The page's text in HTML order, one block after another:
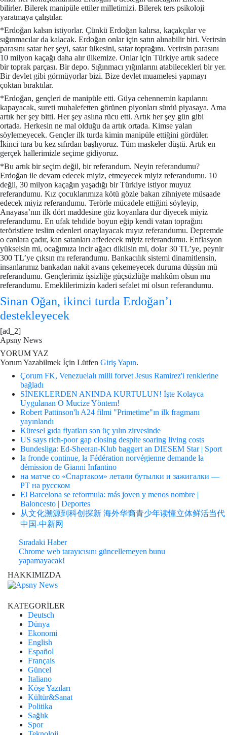
bilirler. Bilerek manipüle ettiler milletimizi. Bilerek ters psikoloji
yaratmaya çalıştılar.
*Erdoğan kalsın istiyorlar. Çünkü Erdoğan kalırsa, kaçakçılar ve
sığınmacılar da kalacak. Erdoğan onlar için satın alınabilir biri. Verirsin
parasını satar her şeyi, satar ülkesini, satar toprağını. Verirsin parasını
10 milyon kaçağı daha alır ülkemize. Onlar için Türkiye artık sadece
bir toprak parçası. Bir depo. Sığınmacı yığınlarını atabilecekleri bir yer.
Bir devlet gibi görmüyorlar bizi. Bize devlet muamelesi yapmayı
çoktan bıraktılar.
*Erdoğan, gençleri de manipüle etti. Güya cehennemin kapılarını
kapayacak, sureti muhalefetten görünen piyonları sürdü piyasaya. Ama
artık her şey bitti. Her şey aslına rücu etti. Artık her şey gün gibi
ortada. Herkesin ne mal olduğu da artık ortada. Kimse yalan
söylemeyecek. Gençler ilk turda kimin manipüle ettiğini gördüler.
İkinci tura bu kez sıfırdan başlıyoruz. Tüm maskeler düştü. Artık en
gerçek hallerimizle seçime gidiyoruz.
*Bu artık bir seçim değil, bir referandum. Neyin referandumu?
Erdoğan ile devam edecek miyiz, etmeyecek miyiz referandumu. 10
değil, 30 milyon kaçağın yaşadığı bir Türkiye istiyor muyuz
referandumu. Kız çocuklarımıza kötü gözle bakan zihniyete müsaade
edecek miyiz referandumu. Terörle mücadele ettiğini söyleyip,
Anayasa’nın ilk dört maddesine göz koyanlara dur diyecek miyiz
referandumu. En ufak tehdide boyun eğip kendi vatan toprağını
teröristlere teslim edenleri onaylayacak mıyız referandumu. Depremde
o canlara çadır, kan satanları affedecek miyiz referandumu. Enflasyon
yükselsin mi, ocağımıza incir ağacı dikilsin mi, dolar 30 TL’ye, peynir
300 TL’ye çıksın mı referandumu. Bankacılık sistemi dinamitlensin,
insanlarımız bankadan nakit avans çekemeyecek duruma düşsün mü
referandumu. Gençlerimiz işsizliğe güçsüzlüğe mahkûm olsun mu
referandumu. Emeklilerimizin kaderi sefalet mi olsun referandumu.
Sinan Oğan, ikinci turda Erdoğan’ı
destekleyecek
[ad_2]
Apsny News
YORUM YAZ
Yorum Yazabilmek İçin Lütfen Giriş Yapın.
Çorum FK, Venezuelalı milli forvet Jesus Ramirez'i renklerine
bağladı
SİNEKLERDEN ANINDA KURTULUN! İşte Kolayca
Uygulanan O Mucize Yöntem!
Robert Pattinson'lı A24 filmi "Primetime"ın ilk fragmanı
yayınlandı
Küresel gıda fiyatları son üç yılın zirvesinde
US says rich-poor gap closing despite soaring living costs
Bundesliga: Ed-Sheeran-Klub baggert an DIESEM Star | Sport
la fronde continue, la Fédération norvégienne demande la
démission de Gianni Infantino
на матче со «Спартаком» летали бутылки и зажигалки —
РТ на русском
El Barcelona se reformula: más joven y menos nombre |
Baloncesto | Deportes
从文化溯源到科创探新 海外华裔青少年读懂立体鲜活当代
中国-中新网
Sıradaki Haber
Chrome web tarayıcısını güncellemeyen bunu
yapamayacak!
HAKKIMIZDA
KATEGORİLER
Deutsch
Dünya
Ekonomi
English
Español
Français
Güncel
Italiano
Köşe Yazıları
Kültür&Sanat
Politika
Sağlık
Spor